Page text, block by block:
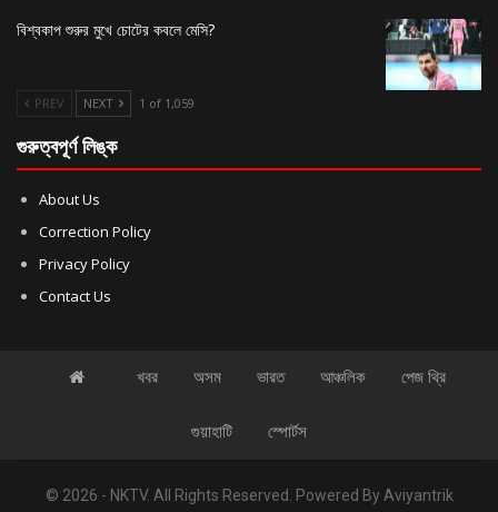
বিশ্বকাপ শুরুর মুখে চোটের কবলে মেসি?
PREV NEXT 1 of 1,059
গুরুত্বপূর্ণ লিঙ্ক
About Us
Correction Policy
Privacy Policy
Contact Us
খবর অসম ভারত আঞ্চলিক পেজ থ্রি
গুয়াহাটি স্পোর্টস
© 2026 - NKTV. All Rights Reserved. Powered ByAviyantrik